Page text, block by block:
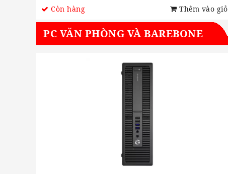
Còn hàng Thêm vào giỏ
PC VĂN PHÒNG VÀ BAREBONE